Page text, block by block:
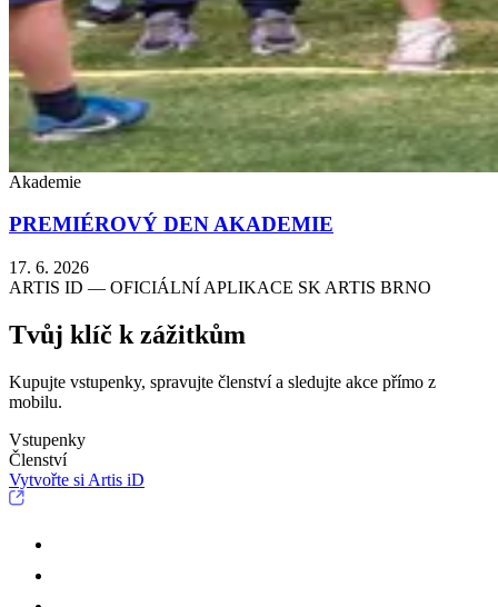
Akademie
PREMIÉROVÝ DEN AKADEMIE
17. 6. 2026
ARTIS ID — OFICIÁLNÍ APLIKACE SK ARTIS BRNO
Tvůj klíč k zážitkům
Kupujte vstupenky, spravujte členství a sledujte akce přímo z
mobilu.
Vstupenky
Členství
Vytvořte si Artis iD